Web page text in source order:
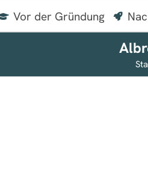
Vor der Gründung